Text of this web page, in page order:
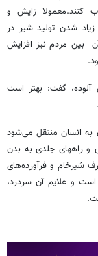
‌کنند.معمولا زایش و
شدن تولید شیر در
بین مردم نیز افزایش
گفت: بهتر است
به انسان منتقل می‌شود
و راههای جلدی به بدن
شیرخام و فرآورده‌های
است و علایم آن سردرد،